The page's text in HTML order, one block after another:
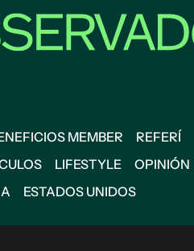
MEMBER REFERÍ
LIFESTYLE OPINIÓN
ESTADOS UNIDOS